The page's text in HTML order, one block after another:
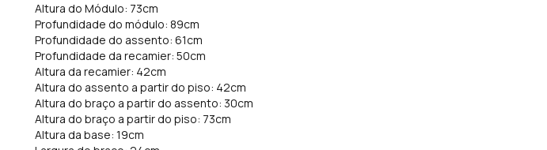
Altura do Módulo: 73cm
Profundidade do módulo: 89cm
Profundidade do assento: 61cm
Profundidade da recamier: 50cm
Altura da recamier: 42cm
Altura do assento a partir do piso: 42cm
Altura do braço a partir do assento: 30cm
Altura do braço a partir do piso: 73cm
Altura da base: 19cm